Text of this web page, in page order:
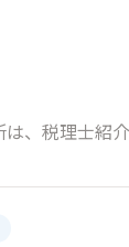
、税理士紹